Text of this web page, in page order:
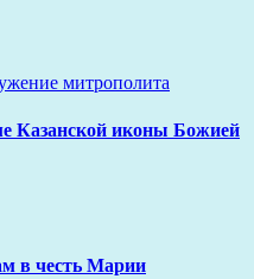
митрополита
Казанской иконы Божией
в честь Марии